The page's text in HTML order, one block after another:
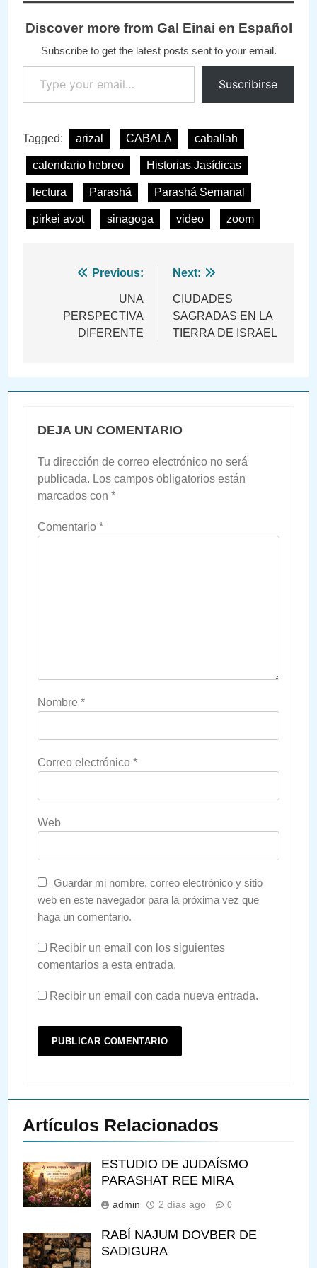
144
VE LO QUE VA A NACER
PENSAMIENTO JUDÍO PIRKEI AVOT
Discover more from Gal Einai en Español
Subscribe to get the latest posts sent to your email.
Type your email…
Suscribirse
Tagged: arizal CABALÁ caballah
calendario hebreo Historias Jasídicas
lectura Parashá Parashá Semanal
pirkei avot sinagoga video zoom
Navegación
entradas
Previous:
UNA
PERSPECTIVA
DIFERENTE
Next:
CIUDADES
SAGRADAS EN LA
TIERRA DE ISRAEL
DEJA UN COMENTARIO
Tu dirección de correo electrónico no será
publicada. Los campos obligatorios están
marcados con *
Comentario *
Nombre *
Correo electrónico *
Web
Guardar mi nombre, correo electrónico y sitio
web en este navegador para la próxima vez que
haga un comentario.
Recibir un email con los siguientes
comentarios a esta entrada.
Recibir un email con cada nueva entrada.
Artículos Relacionados
ESTUDIO DE JUDAÍSMO
PARASHAT REE MIRA
admin 2 días ago 0
RABÍ NAJUM DOVBER DE
SADIGURA